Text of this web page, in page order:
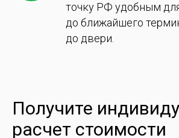
точку РФ удобным
до ближайшего
до двери.
Получите
расчет стоимости